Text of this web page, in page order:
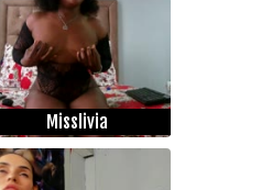
Misslivia